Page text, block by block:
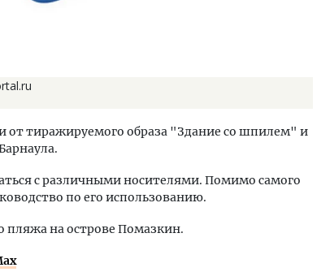
от тиражируемого образа "Здание со шпилем" и
с различными носителями. Помимо самого
по его использованию.
пляжа на острове Помазкин.